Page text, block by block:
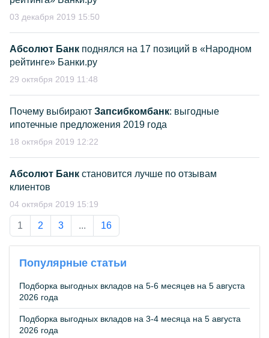
03 декабря 2019 15:50
Абсолют Банк поднялся на 17 позиций в «Народном
рейтинге» Банки.ру
29 октября 2019 11:48
Почему выбирают Запсибкомбанк: выгодные
ипотечные предложения 2019 года
18 октября 2019 12:22
Абсолют Банк становится лучше по отзывам
клиентов
04 октября 2019 15:19
1 2 3 ... 16
Популярные статьи
Подборка выгодных вкладов на 5-6 месяцев на 5 августа
2026 года
Подборка выгодных вкладов на 3-4 месяца на 5 августа
2026 года